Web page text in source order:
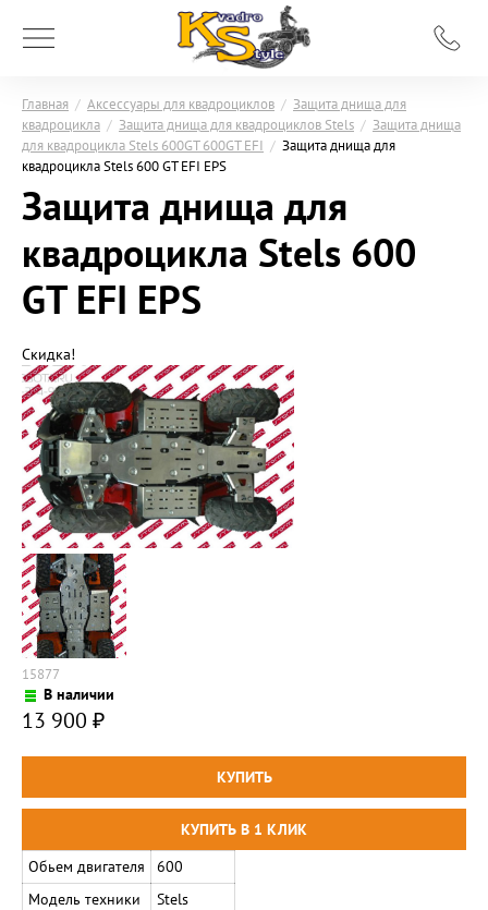
Главная / Аксессуары для квадроциклов / Защита днища для
квадроцикла / Защита днища для квадроциклов Stels / Защита днища
для квадроцикла Stels 600GT 600GT EFI / Защита днища для
квадроцикла Stels 600 GT EFI EPS
Защита днища для
квадроцикла Stels 600
GT EFI EPS
Скидка!
15877
В наличии
13 900 ₽
Обьем двигателя
600
Модель техники
Stels